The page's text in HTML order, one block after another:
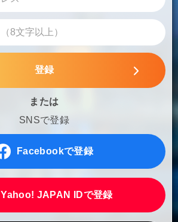
登録
または
SNSで登録
Facebookで登録
Yahoo! JAPAN IDで登録